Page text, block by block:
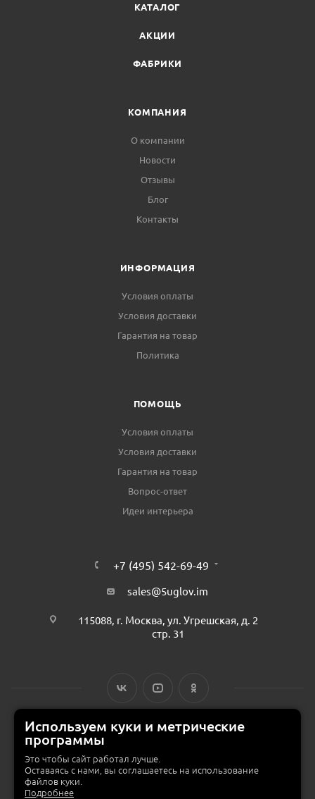
КАТАЛОГ
АКЦИИ
ФАБРИКИ
КОМПАНИЯ
О компании
Новости
Отзывы
Блог
Контакты
ИНФОРМАЦИЯ
Условия оплаты
Условия доставки
Гарантия на товар
Политика
ПОМОЩЬ
Условия оплаты
Условия доставки
Гарантия на товар
Вопрос-ответ
Идеи интерьера
+7 (495) 542-69-49
sales@5uglov.im
115088, г. Москва, ул. Угрешская, д. 2
стр. 31
© 2015 — 2026 «MEBZILLA» (ex. 5UGLOV.IM) —
мебели в Москве
Используем куки и метрические
программы
Это чтобы сайт работал лучше.
Оставаясь с нами, вы соглашаетесь на использование
файлов куки.
Подробнее